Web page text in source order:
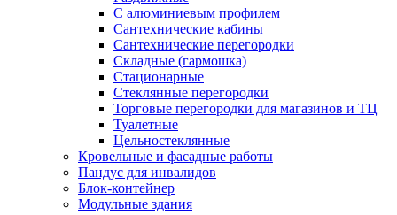
С алюминиевым профилем
Сантехнические кабины
Сантехнические перегородки
Складные (гармошка)
Стационарные
Стеклянные перегородки
Торговые перегородки для магазинов и ТЦ
Туалетные
Цельностеклянные
Кровельные и фасадные работы
Пандус для инвалидов
Блок-контейнер
Модульные здания